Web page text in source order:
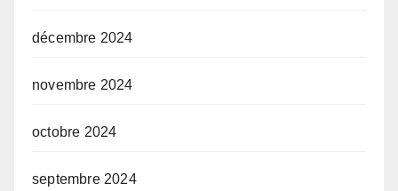
décembre 2024
novembre 2024
octobre 2024
septembre 2024